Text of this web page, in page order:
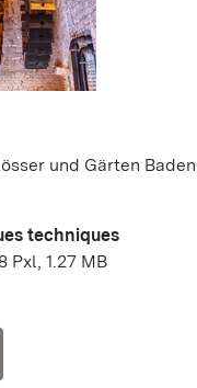
und Gärten
techniques
Pxl, 1.27 MB